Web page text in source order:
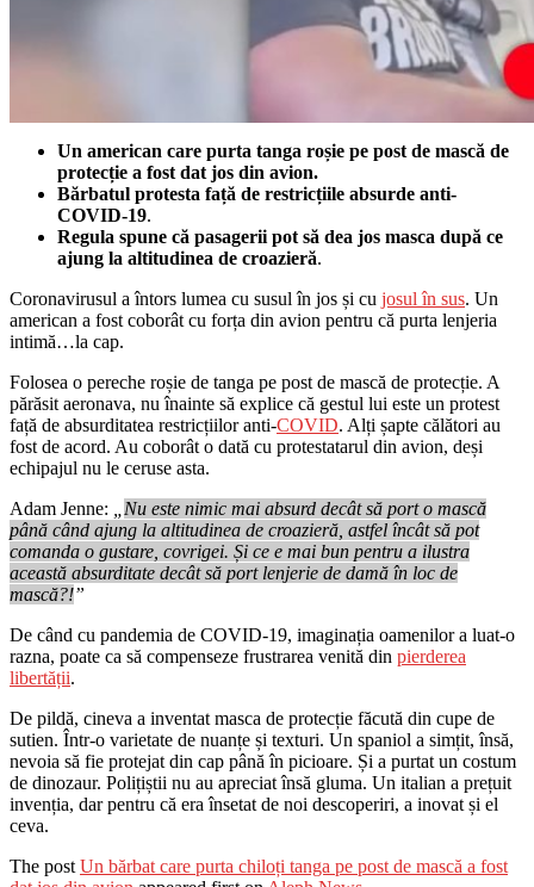
Un american care purta tanga roșie pe post de mască de
protecție a fost dat jos din avion.
Bărbatul protesta față de restricțiile absurde anti-
COVID-19.
Regula spune că pasagerii pot să dea jos masca după ce
ajung la altitudinea de croazieră.
Coronavirusul a întors lumea cu susul în jos și cu josul în sus. Un
american a fost coborât cu forța din avion pentru că purta lenjeria
intimă…la cap.
Folosea o pereche roșie de tanga pe post de mască de protecție. A
părăsit aeronava, nu înainte să explice că gestul lui este un protest
față de absurditatea restricțiilor anti-COVID. Alți șapte călători au
fost de acord. Au coborât o dată cu protestatarul din avion, deși
echipajul nu le ceruse asta.
Adam Jenne:
Nu este nimic mai absurd decât să port o mască
până când ajung la altitudinea de croazieră, astfel încât să pot
comanda o gustare, covrigei. Și ce e mai bun pentru a ilustra
această absurditate decât să port lenjerie de damă în loc de
mască?!”
De când cu pandemia de COVID-19, imaginația oamenilor a luat-o
razna, poate ca să compenseze frustrarea venită din pierderea
libertății.
De pildă, cineva a inventat masca de protecție făcută din cupe de
sutien. Într-o varietate de nuanțe și texturi. Un spaniol a simțit, însă,
nevoia să fie protejat din cap până în picioare. Și a purtat un costum
de dinozaur. Polițiștii nu au apreciat însă gluma. Un italian a prețuit
invenția, dar pentru că era însetat de noi descoperiri, a inovat și el
ceva.
The post Un bărbat care purta chiloți tanga pe post de mască a fost